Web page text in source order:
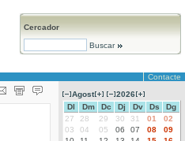
Cercador
Buscar
Contacte
Agost
2026
Dl
Dm Dc Dj Dv Ds
Dg
27
28 29 30 31 01
02
03
04 05 06 07 08
09